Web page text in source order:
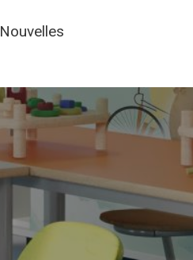
Nouvelles